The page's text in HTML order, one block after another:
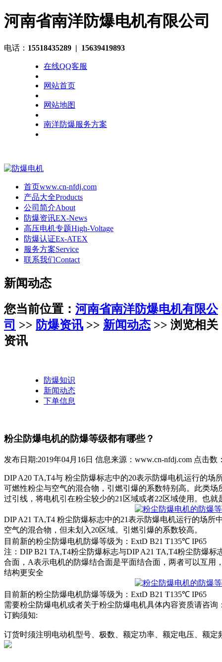
河南省南洋防爆电机有限公司
电话： 15518435289 | 15639419893
在线QQ客服
网站首页
网站地图
南洋防爆服务方案
首页www.cn-nfdj.com
产品大全Products
公司简介About
防爆资讯EX-News
高压电机专题High-Voltage
防爆认证Ex-ATEX
服务方案Service
联系我们Contact
新闻动态
您当前位置： 河南省南洋防爆电机有限公
司 >> 防爆资讯 >> 新闻动态 >> 浏览相关
资讯
防爆知识
新闻动态
下单信息
粉尘防爆电机的防爆等级都有哪些？
发布日期:2019年04月16日 信息来源：www.cn-nfdj.com 点击数
DIP A20 TA,T4与 粉尘防爆标志中的20表示防爆电机运行的
可燃性粉尘与空气的混合物，引燃引爆的系数特别高。此类
过引线，将电机引在粉尘较少的21区域或者22区域使用。也
DIP A21 TA,T4 粉尘防爆标志中的21表示防爆电机运行的场
空气的混合物，但未划入20区域。引燃引爆的系数较高。
目前新的粉尘防爆电机防爆等级为：ExtD B21 T135℃ IP65
注：DIP B21 TA,T4粉尘防爆标志与DIP A21 TA,T4粉尘防爆
合面，A表示电机的防爆结合面是平面结合面，两者可以互用
结构更安全
目前新的粉尘防爆电机防爆等级为：ExtD B21 T135℃ IP65
需要粉尘防爆电机或者关于粉尘防爆电机具体内容资质请咨询
订购须知:
订货时须注明电动机型号、极数、额定功率、额定电压、额